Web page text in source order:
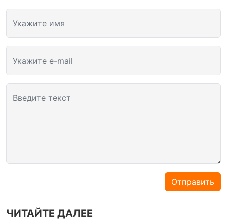
Укажите имя
Укажите e-mail
Введите текст
Отправить
ЧИТАЙТЕ ДАЛЕЕ